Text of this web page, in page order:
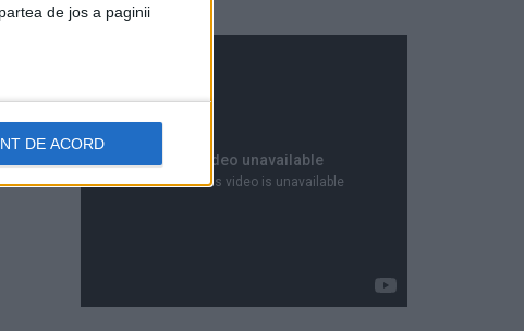
de jos a paginii
DE ACORD